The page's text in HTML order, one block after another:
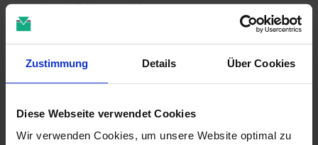
Zustimmung Details Über Cookies
Diese Webseite verwendet Cookies
Wir verwenden Cookies, um unsere Website optimal zu
Zahntechnik im 4D-Zeitalter
Dr. Christian Leonhardt